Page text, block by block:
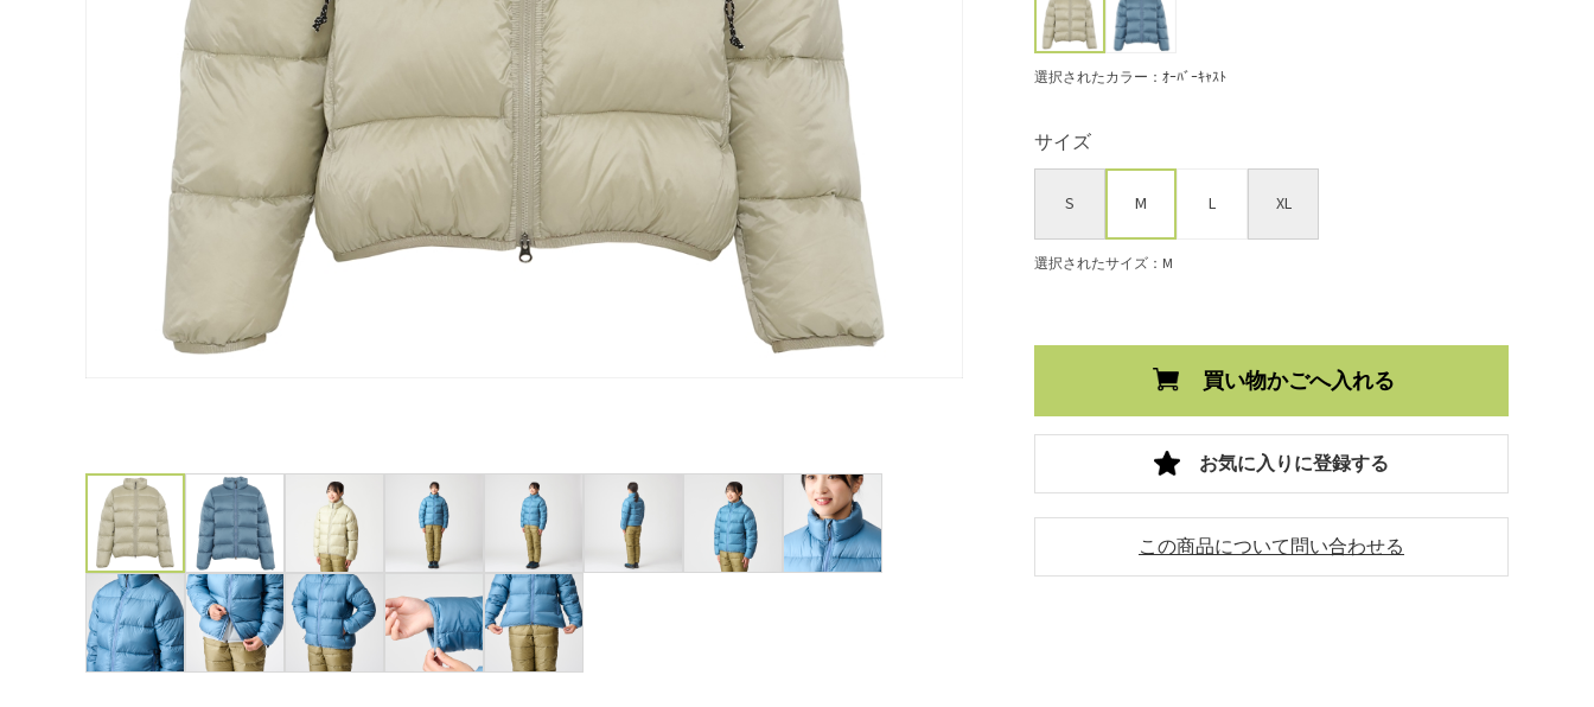
選択されたカラー：ｵｰﾊﾞｰｷｬｽﾄ
サイズ
S M L XL
選択されたサイズ：M
買い物かごへ入れる
この商品について問い合わせる
お気に入りに登録する